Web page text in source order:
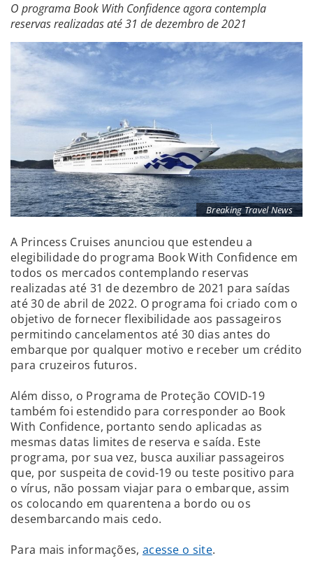
O programa Book With Confidence agora contempla
reservas realizadas até 31 de dezembro de 2021
Breaking Travel News
A Princess Cruises anunciou que estendeu a
elegibilidade do programa Book With Confidence em
todos os mercados contemplando reservas
realizadas até 31 de dezembro de 2021 para saídas
até 30 de abril de 2022. O programa foi criado com o
objetivo de fornecer flexibilidade aos passageiros
permitindo cancelamentos até 30 dias antes do
embarque por qualquer motivo e receber um crédito
para cruzeiros futuros.
Além disso, o Programa de Proteção COVID-19
também foi estendido para corresponder ao Book
With Confidence, portanto sendo aplicadas as
mesmas datas limites de reserva e saída. Este
programa, por sua vez, busca auxiliar passageiros
que, por suspeita de covid-19 ou teste positivo para
o vírus, não possam viajar para o embarque, assim
os colocando em quarentena a bordo ou os
desembarcando mais cedo.
Para mais informações, acesse o site.